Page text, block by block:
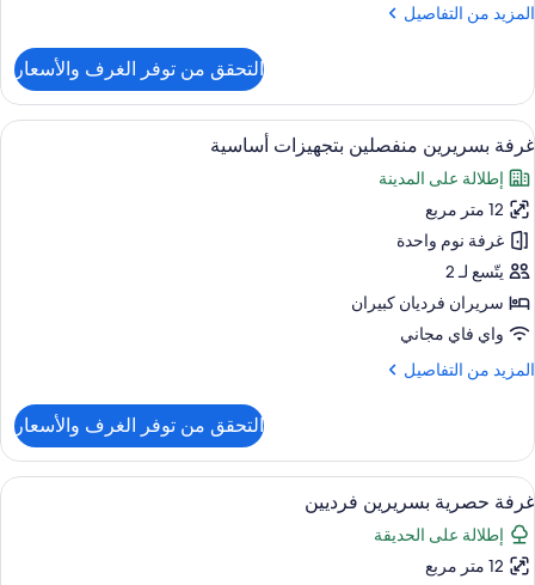
المزيد من التفاصيل
المزيد
غرفة
واسعة
التحقق من توفر الغرف والأسعار
استعراض
جميع
صور
غرفة
بسريرين
منفصلين
بتجهيزات
أساسية
واي فاي مجانًا وملاءات أسرّة
4
غرفة بسريرين منفصلين بتجهيزات أساسية
إطلالة على المدينة
12 متر مربع
غرفة نوم واحدة
يتّسع لـ 2
سريران فرديان كبيران
واي فاي مجاني
المزيد من التفاصيل
المزيد
غرفة
بسريرين
منفصلين
بتجهيزات
أساسية
التحقق من توفر الغرف والأسعار
استعراض
جميع
صور
غرفة
6
غرفة حصرية بسريرين فرديين
إطلالة على الحديقة
12 متر مربع